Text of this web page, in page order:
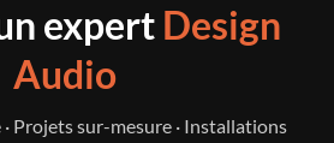
expert Design
Audio
· Projets sur-mesure · Installations